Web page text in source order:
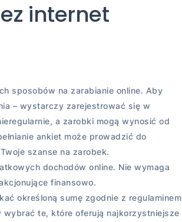
internet
sposobów na zarabianie online. Aby
– wystarczy zarejestrować się w
a zarobki mogą wynosić od
ankiet może prowadzić do
szanse na zarobek.
dochodów online. Nie wymaga
finansowo.
określoną sumę zgodnie z regulaminem
te, które oferują najkorzystniejsze